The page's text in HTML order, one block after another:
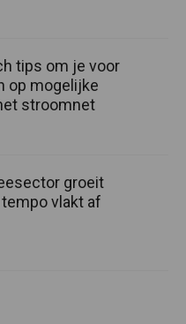
tips om je voor
op mogelijke
stroomnet
groeit
tempo vlakt af